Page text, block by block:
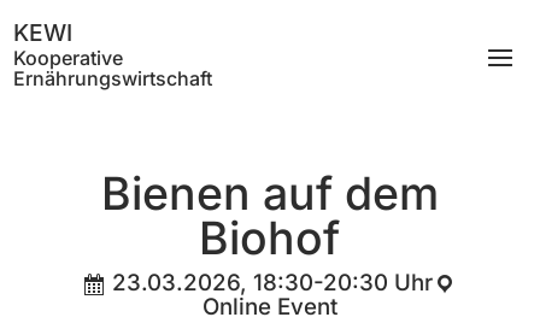
KEWI
Kooperative
Ernährungswirtschaft
Bienen auf dem
Biohof
23.03.2026, 18:30-20:30 Uhr
Online Event